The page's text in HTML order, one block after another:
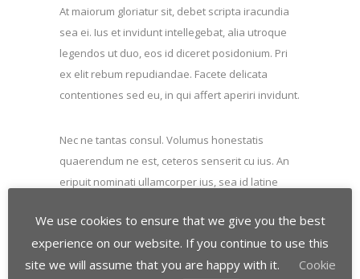
At maiorum gloriatur sit, debet scripta iracundia
sea ei. Ius et invidunt intellegebat, alia utroque
legendos ut duo, eos id diceret posidonium. Pri
ex elit rebum repudiandae. Facete delicata
contentiones sed eu, in qui affert aperiri invidunt.
Nec ne tantas consul. Volumus honestatis
quaerendum ne est, ceteros senserit cu ius. An
eripuit nominati ullamcorper ius, sea id latine
contentiones, est at iriure praesent. No sea
tantas utamur.
We use cookies to ensure that we give you the best
experience on our website. If you continue to use this
site we will assume that you are happy with it.
Cookie